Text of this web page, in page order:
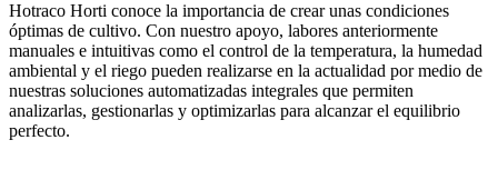
Hotraco Horti conoce la importancia de crear unas condiciones
óptimas de cultivo. Con nuestro apoyo, labores anteriormente
manuales e intuitivas como el control de la temperatura, la humedad
ambiental y el riego pueden realizarse en la actualidad por medio de
nuestras soluciones automatizadas integrales que permiten
analizarlas, gestionarlas y optimizarlas para alcanzar el equilibrio
perfecto.